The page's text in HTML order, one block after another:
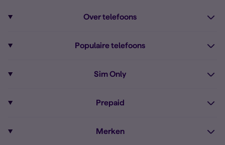
Over telefoons
Alle telefoons
Populaire telefoons
iPhone 16
Sim Only
Onbeperkt bellen
Prepaid
Merken